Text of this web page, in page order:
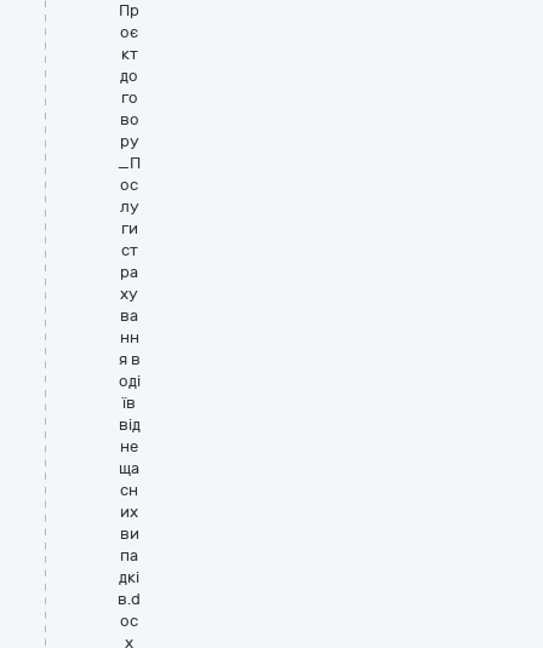
Пр
оє
кт
до
го
во
ру
_П
ос
лу
ги
ст
ра
ху
ва
нн
я в
оді
їв
від
не
ща
сн
их
ви
па
дкі
в.d
oc
x